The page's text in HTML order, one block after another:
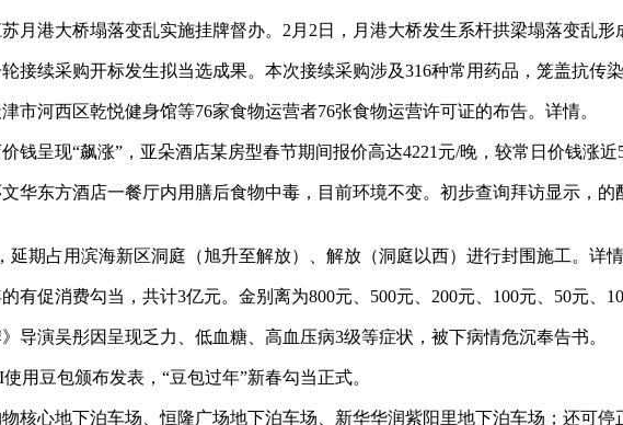
港大桥塌落变乱实施挂牌督办。2月2日，月港大桥发生系杆拱梁塌落变乱形
续采购开标发生拟当选成果。本次接续采购涉及316种常用药品，笼盖抗传染
河西区乾悦健身馆等76家食物运营者76张食物运营许可证的布告。详情。
呈现“飙涨”，亚朵酒店某房型春节期间报价高达4221元/晚，较常日价钱涨近5
东方酒店一餐厅内用膳后食物中毒，目前环境不变。初步查询拜访显示，的
期占用滨海新区洞庭（旭升至解放）、解放（洞庭以西）进行封围施工。详情
促消费勾当，共计3亿元。金别离为800元、500元、200元、100元、50元、10
演吴彤因呈现乏力、低血糖、高血压病3级等症状，被下病情危沉奉告书。
豆包颁布发表，“豆包过年”新春勾当正式。
心地下泊车场、恒隆广场地下泊车场、新华华润紫阳里地下泊车场；还可停